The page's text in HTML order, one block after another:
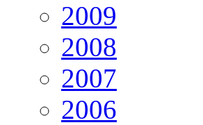
2009
2008
2007
2006